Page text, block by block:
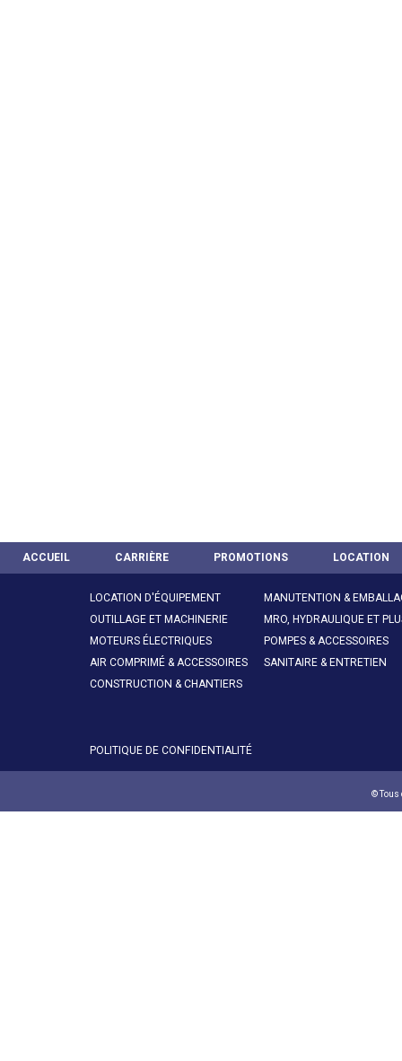
ACCUEIL CARRIÈRE PROMOTIONS LOCATION
LOCATION D'ÉQUIPEMENT
OUTILLAGE ET MACHINERIE
MOTEURS ÉLECTRIQUES
AIR COMPRIMÉ & ACCESSOIRES
CONSTRUCTION & CHANTIERS
MANUTENTION &
MRO, HYDRAULIQUE ET
POMPES & ACCESSOIRES
SANITAIRE & ENTRETIEN
POLITIQUE DE CONFIDENTIALITÉ
© Tous